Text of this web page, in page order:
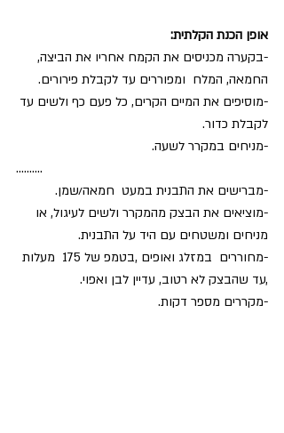
אופן הכנת הקלתית:
-בקערה מכניסים את הקמח אחריו את הביצה,
החמאה, המלח  ומפוררים עד לקבלת פירורים.
-מוסיפים את המיים הקרים, כל פעם כף ולשים עד
לקבלת כדור.
-מניחים במקרר לשעה.
..........
-מברישים את התבנית במעט  חמאה/שמן.
-מוציאים את הבצק מהמקרר ולשים לעיגול, או
מניחים ומשטחים עם היד על התבנית.
-מחוררים  במזלג ואופים ,בטמפ של 175  מעלות
,עד שהבצק לא רטוב, עדיין לבן ואפוי.
-מקררים מספר דקות.